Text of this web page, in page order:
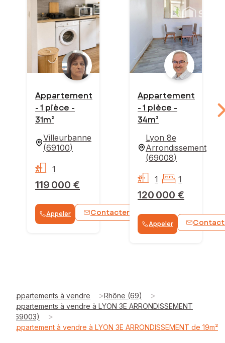
Appartement
- 1 pièce -
31m²
Villeurbanne
(69100)
119 000 €
1
Appeler Contacter WhatsApp
Appartement
- 1 pièce -
34m²
Lyon 8e
Arrondissement
(69008)
120 000 €
1 1
Appeler
Appartements à vendre >Rhône (69) >
Appartements à vendre à LYON 3E ARRONDISSEMENT
(69003)
>
Appartement à vendre à LYON 3E ARRONDISSEMENT de 19m²